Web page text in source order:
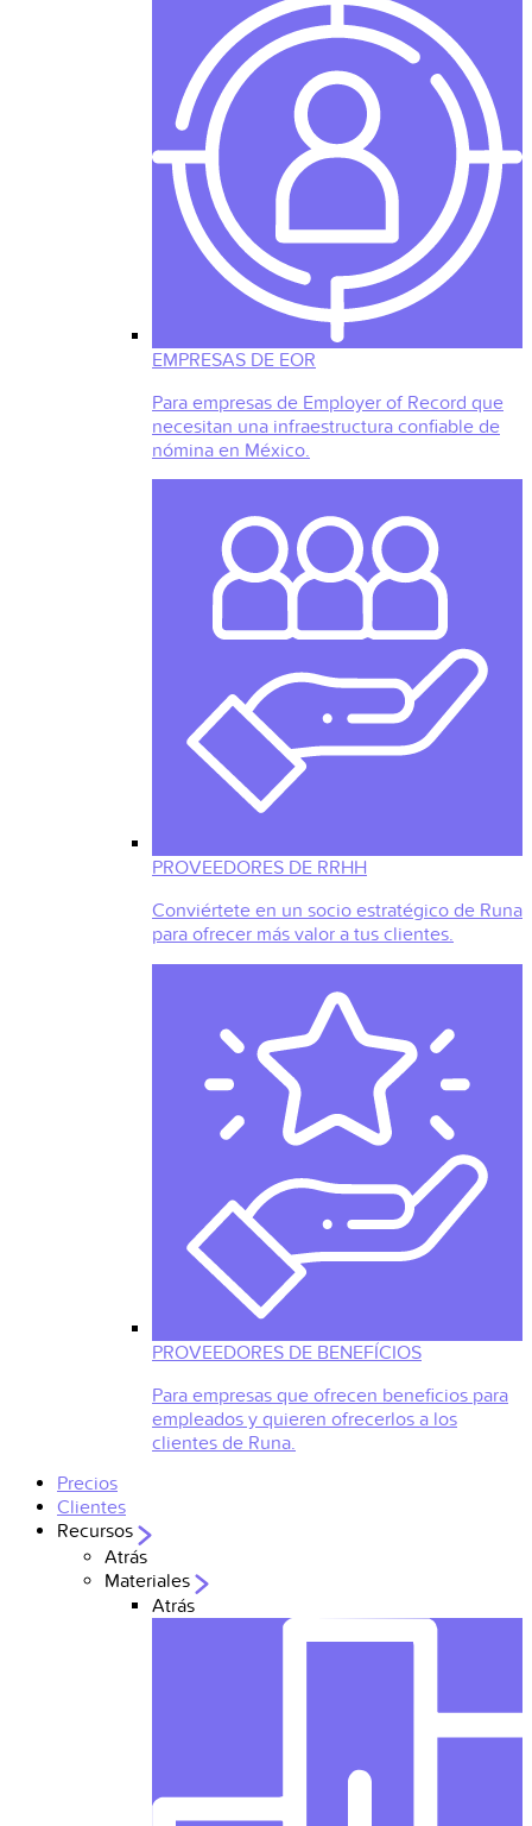
EMPRESAS DE EOR
Para empresas de Employer of Record que
necesitan una infraestructura confiable de
nómina en México.
PROVEEDORES DE RRHH
Conviértete en un socio estratégico de Runa
para ofrecer más valor a tus clientes.
PROVEEDORES DE BENEFÍCIOS
Para empresas que ofrecen beneficios para
empleados y quieren ofrecerlos a los
clientes de Runa.
Precios
Clientes
Recursos
Atrás
Materiales
Atrás